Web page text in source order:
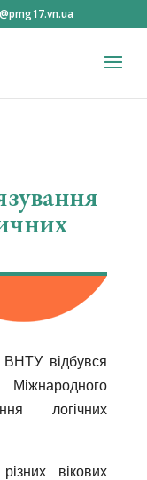
відбувся
логічних
вікових